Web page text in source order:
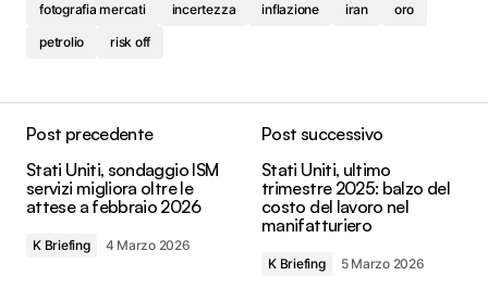
fotografia mercati incertezza inflazione iran
oro
petrolio
risk off
Post precedente
Stati Uniti, sondaggio ISM
servizi migliora oltre le
attese a febbraio 2026
K Briefing 4 Marzo 2026
Post successivo
Stati Uniti, ultimo
trimestre 2025: balzo del
costo del lavoro nel
manifatturiero
K Briefing 5 Marzo 2026